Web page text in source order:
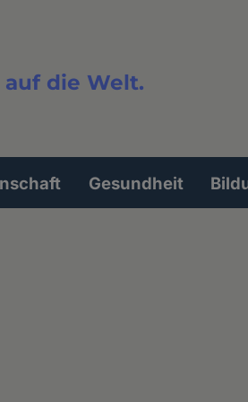
die Welt.
Gesundheit